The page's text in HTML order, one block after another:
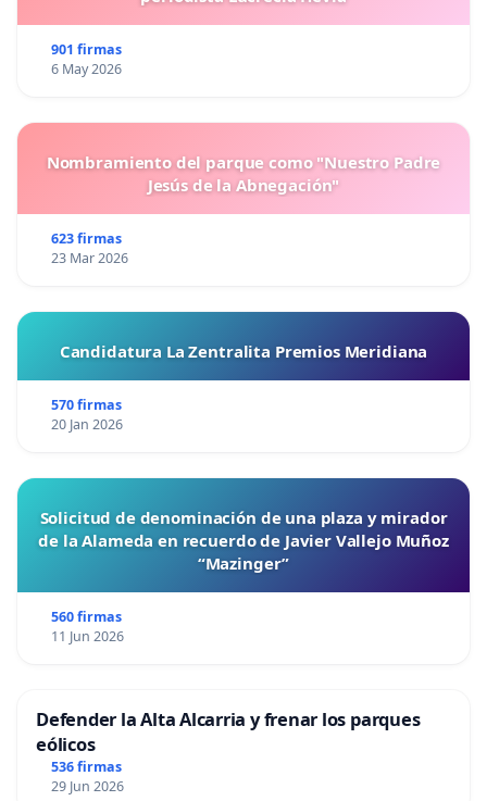
901 firmas
6 May 2026
Nombramiento del parque como "Nuestro Padre
Jesús de la Abnegación"
623 firmas
23 Mar 2026
Candidatura La Zentralita Premios Meridiana
570 firmas
20 Jan 2026
Solicitud de denominación de una plaza y mirador
de la Alameda en recuerdo de Javier Vallejo Muñoz
“Mazinger”
560 firmas
11 Jun 2026
Defender la Alta Alcarria y frenar los parques
eólicos
536 firmas
29 Jun 2026